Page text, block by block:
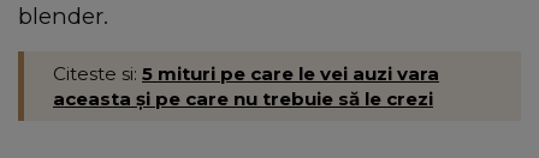
blender.
Citeste si: 5 mituri pe care le vei auzi vara
aceasta și pe care nu trebuie să le crezi